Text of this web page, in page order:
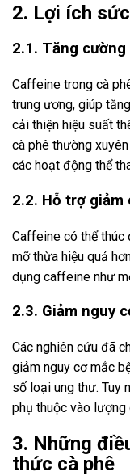
2. Lợi ích
2.1. Tăng
Caffeine trong cà
trung ương, giúp
cải thiện hiệu suất
cà phê thường
các hoạt động thể
2.2. Hỗ trợ giảm
Caffeine có thể thúc
mỡ thừa hiệu quả
dụng caffeine như
2.3. Giảm nguy
Các nghiên cứu đã
giảm nguy cơ mắc
số loại ung thư. Tuy
phụ thuộc vào lượng
3. Những
thức cà phê